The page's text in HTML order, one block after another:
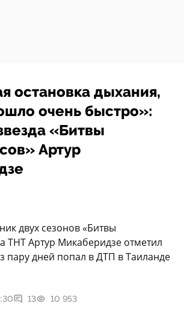
остановка дыхания,
очень быстро»:
«Битвы
Артур
двух сезонов «Битвы
ТНТ Артур Микаберидзе отметил
пару дней попал в ДТП в Таиланде
13 10 953